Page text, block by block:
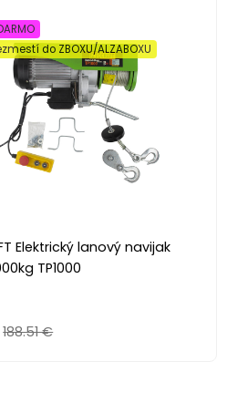
Elektrický lanový navijak
TP1000
do ZBOXU/ALZABOXU
188.51 €